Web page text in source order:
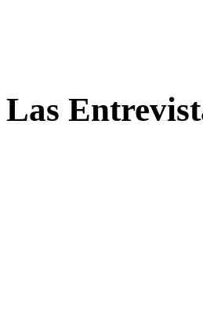
Las